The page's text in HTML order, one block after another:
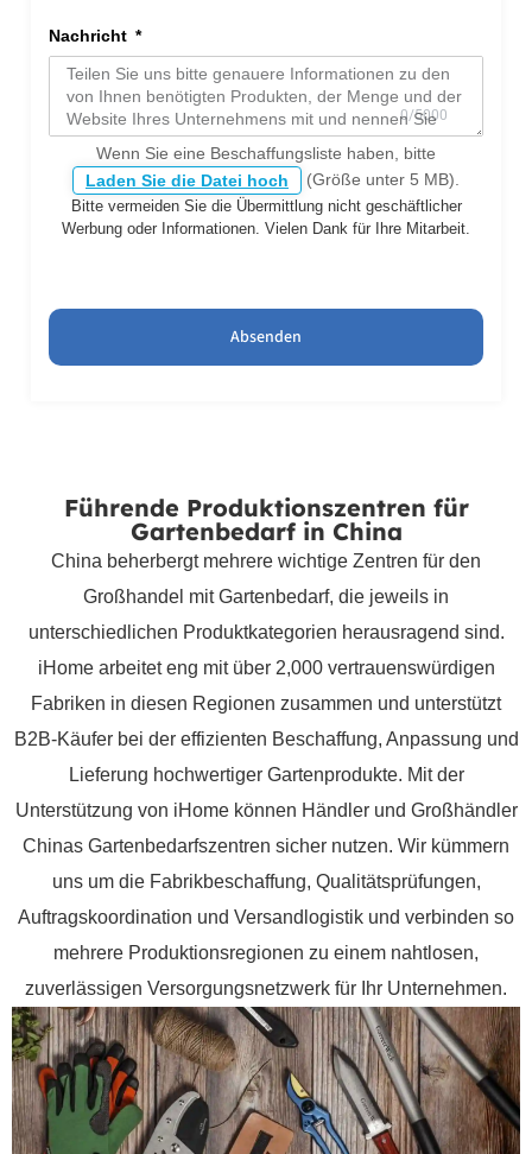
Nachricht
Wenn Sie eine Beschaffungsliste haben, bitte
Laden Sie die Datei hoch
(Größe unter 5 MB).
Bitte vermeiden Sie die Übermittlung nicht geschäftlicher
Werbung oder Informationen. Vielen Dank für Ihre Mitarbeit.
Absenden
Führende Produktionszentren für
Gartenbedarf in China
China beherbergt mehrere wichtige Zentren für den
Großhandel mit Gartenbedarf, die jeweils in
unterschiedlichen Produktkategorien herausragend sind.
iHome arbeitet eng mit über 2,000 vertrauenswürdigen
Fabriken in diesen Regionen zusammen und unterstützt
B2B-Käufer bei der effizienten Beschaffung, Anpassung und
Lieferung hochwertiger Gartenprodukte. Mit der
Unterstützung von iHome können Händler und Großhändler
Chinas Gartenbedarfszentren sicher nutzen. Wir kümmern
uns um die Fabrikbeschaffung, Qualitätsprüfungen,
Auftragskoordination und Versandlogistik und verbinden so
mehrere Produktionsregionen zu einem nahtlosen,
zuverlässigen Versorgungsnetzwerk für Ihr Unternehmen.